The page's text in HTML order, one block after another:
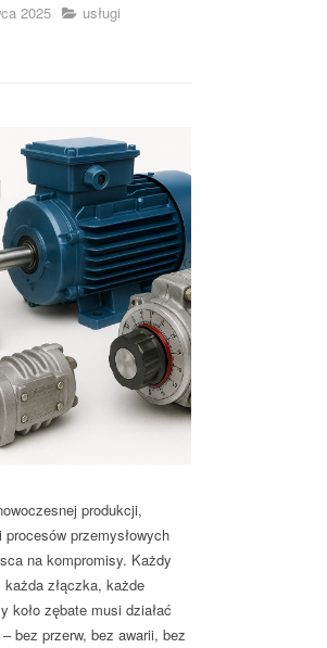
2025
usługi
produkcji,
procesów przemysłowych
na kompromisy. Każdy
każda złączka, każde
koło zębate musi działać
bez przerw, bez awarii, bez